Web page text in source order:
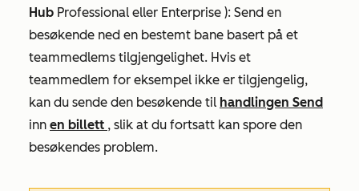
Hub Professional eller Enterprise ): Send en
besøkende ned en bestemt bane basert på et
teammedlems tilgjengelighet. Hvis et
teammedlem for eksempel ikke er tilgjengelig,
kan du sende den besøkende til handlingen Send
inn en billett , slik at du fortsatt kan spore den
besøkendes problem.